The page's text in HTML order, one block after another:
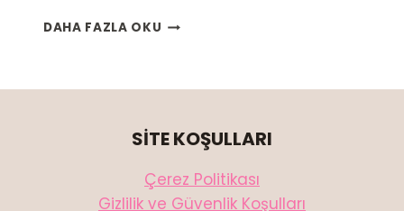
DAHA FAZLA OKU HEDIYE
SİTE KOŞULLARI
Çerez Politikası
Gizlilik ve Güvenlik Koşulları